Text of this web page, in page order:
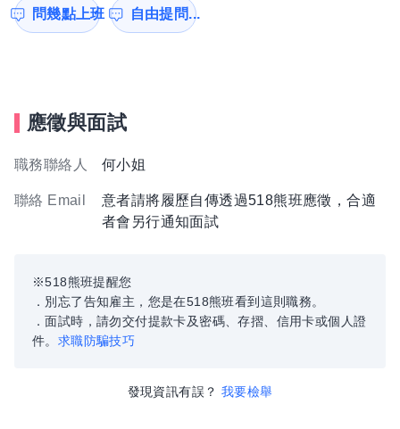
問幾點上班 自由提問...
應徵與面試
職務聯絡人 何小姐
聯絡 Email
意者請將履歷自傳透過518熊班應徵，合適
者會另行通知面試
※518熊班提醒您
．別忘了告知雇主，您是在518熊班看到這則職務。
．面試時，請勿交付提款卡及密碼、存摺、信用卡或個人證
件。 求職防騙技巧
發現資訊有誤？ 我要檢舉